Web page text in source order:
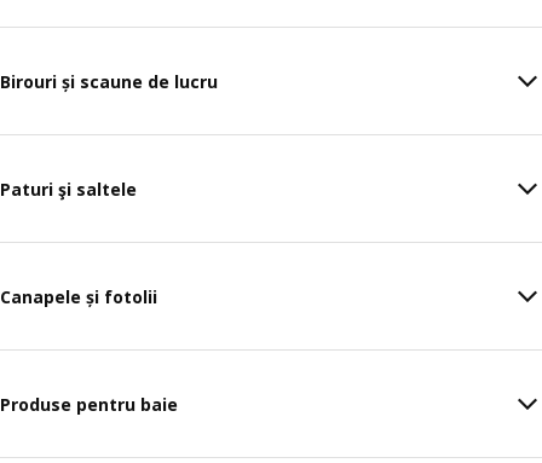
Birouri și scaune de lucru
Paturi şi saltele
Canapele și fotolii
Produse pentru baie